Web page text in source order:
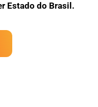
Estado do Brasil.